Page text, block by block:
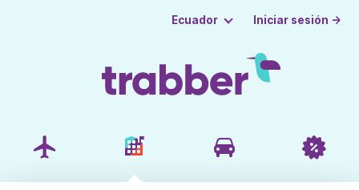
Ecuador Iniciar sesión →